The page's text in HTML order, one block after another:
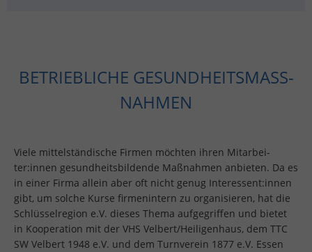
BE­TRIEB­LI­CHE GE­SUND­HEITS­MASS­N
AH­MEN
Viele mit­tel­stän­di­sche Fir­men möch­ten ihren Mit­ar­bei­
ter:innen ge­sund­heits­bil­den­de Maß­nah­men an­bie­ten. Da es
in einer Firma al­lein aber oft nicht genug In­ter­es­sent:innen
gibt, um sol­che Kurse fir­men­in­tern zu or­ga­ni­sie­ren, hat die
Schlüs­sel­re­gi­on e.V. die­ses Thema auf­ge­grif­fen und bie­tet
in Ko­ope­ra­ti­on mit der VHS Vel­bert/Hei­li­gen­haus, dem TTC
SW Vel­bert 1948 e.V. und dem Turn­ver­ein 1877 e.V. Essen